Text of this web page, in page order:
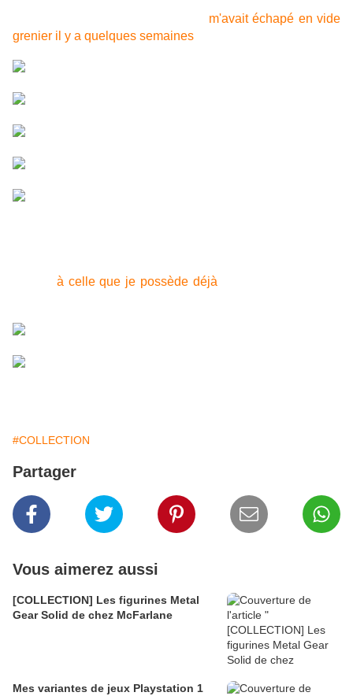
m'avait échapé en vide
grenier il y a quelques semaines
à celle que je possède déjà
#COLLECTION
Partager
Vous aimerez aussi
[COLLECTION] Les figurines Metal
Gear Solid de chez McFarlane
Mes variantes de jeux Playstation 1